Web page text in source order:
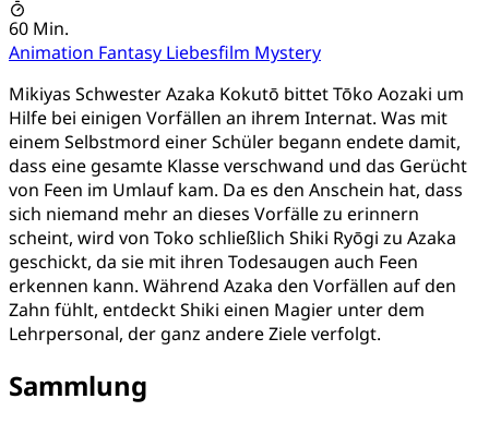
60 Min.
Animation Fantasy Liebesfilm Mystery
Mikiyas Schwester Azaka Kokutō bittet Tōko Aozaki um
Hilfe bei einigen Vorfällen an ihrem Internat. Was mit
einem Selbstmord einer Schüler begann endete damit,
dass eine gesamte Klasse verschwand und das Gerücht
von Feen im Umlauf kam. Da es den Anschein hat, dass
sich niemand mehr an dieses Vorfälle zu erinnern
scheint, wird von Toko schließlich Shiki Ryōgi zu Azaka
geschickt, da sie mit ihren Todesaugen auch Feen
erkennen kann. Während Azaka den Vorfällen auf den
Zahn fühlt, entdeckt Shiki einen Magier unter dem
Lehrpersonal, der ganz andere Ziele verfolgt.
Sammlung